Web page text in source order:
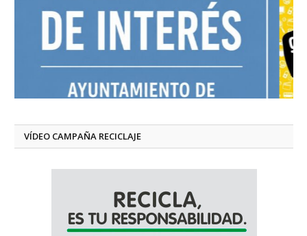
VÍDEO CAMPAÑA RECICLAJE